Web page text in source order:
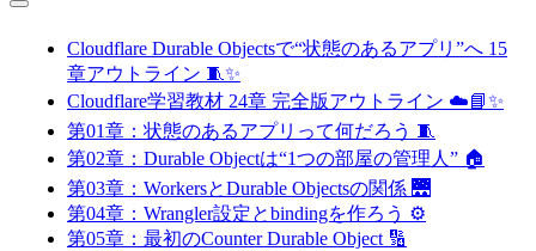
Cloudflare Durable Objectsで“状態のあるアプリ”へ 15
章アウトライン 🧵✨
Cloudflare学習教材 24章 完全版アウトライン ☁️📘✨
第01章：状態のあるアプリって何だろう 🧵
第02章：Durable Objectは“1つの部屋の管理人” 🏠
第03章：WorkersとDurable Objectsの関係 🌉
第04章：Wrangler設定とbindingを作ろう ⚙️
第05章：最初のCounter Durable Object 🔢